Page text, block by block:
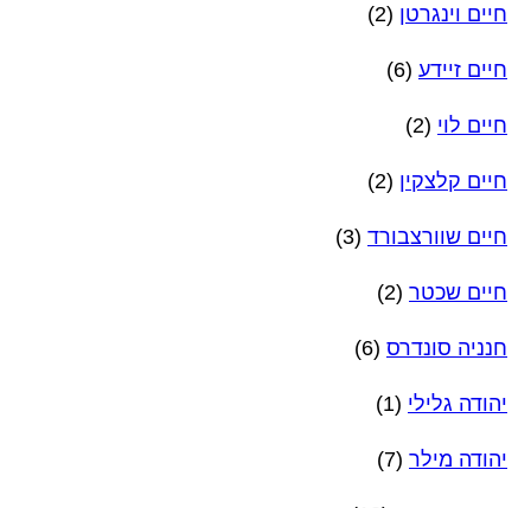
חיים וינגרטן (2)
חיים זיידע (6)
חיים לוי (2)
חיים קלצקין (2)
חיים שוורצבורד (3)
חיים שכטר (2)
חנניה סונדרס (6)
יהודה גלילי (1)
יהודה מילר (7)